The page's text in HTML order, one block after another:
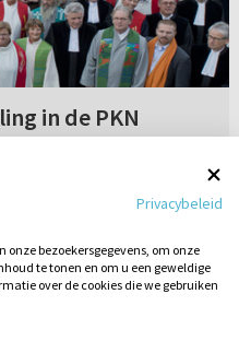
in de PKN
manier om te
een
andersom: waar in de
06-01-2016
Privacybeleid
bezoekersgegevens, om onze
te tonen en om u een geweldige
over de cookies die we gebruiken